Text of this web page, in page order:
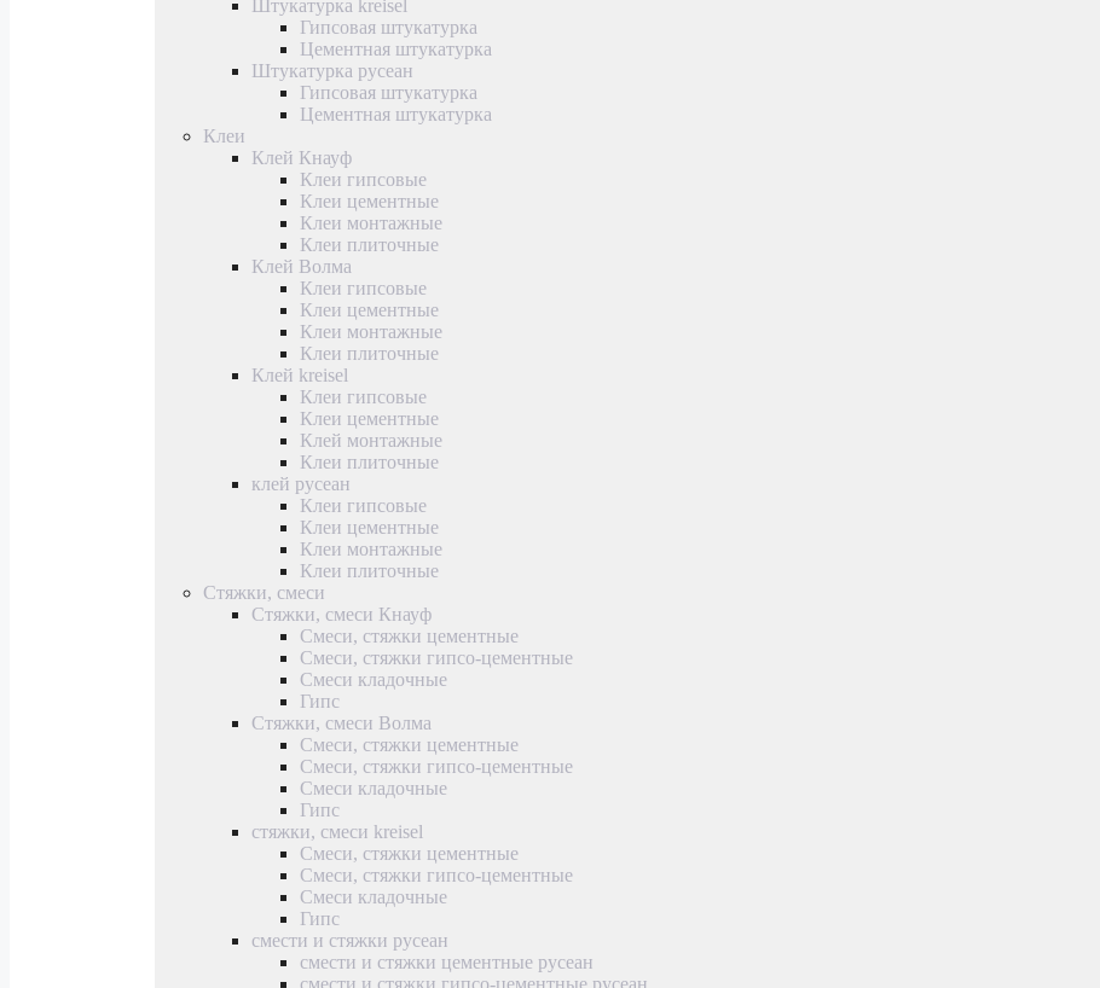
Штукатурка kreisel
Гипсовая штукатурка
Цементная штукатурка
Штукатурка русеан
Гипсовая штукатурка
Цементная штукатурка
Клеи
Клей Кнауф
Клеи гипсовые
Клеи цементные
Клеи монтажные
Клеи плиточные
Клей Волма
Клеи гипсовые
Клеи цементные
Клеи монтажные
Клеи плиточные
Клей kreisel
Клеи гипсовые
Клеи цементные
Клей монтажные
Клеи плиточные
клей русеан
Клеи гипсовые
Клеи цементные
Клеи монтажные
Клеи плиточные
Стяжки, смеси
Стяжки, смеси Кнауф
Смеси, стяжки цементные
Смеси, стяжки гипсо-цементные
Смеси кладочные
Гипс
Стяжки, смеси Волма
Смеси, стяжки цементные
Смеси, стяжки гипсо-цементные
Смеси кладочные
Гипс
стяжки, смеси kreisel
Смеси, стяжки цементные
Смеси, стяжки гипсо-цементные
Смеси кладочные
Гипс
смести и стяжки русеан
смести и стяжки цементные русеан
смести и стяжки гипсо-цементные русеан